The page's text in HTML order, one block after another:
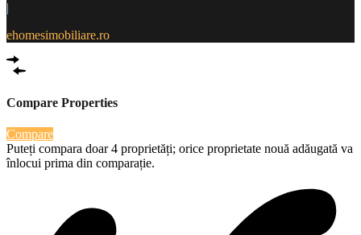
|
ehomesimobiliare.ro
Compare Properties
Compare
Puteți compara doar 4 proprietăți; orice proprietate nouă adăugată va
înlocui prima din comparație.